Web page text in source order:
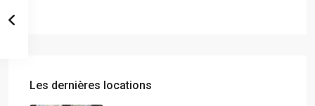
Les dernières locations